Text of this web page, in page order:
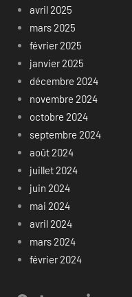
avril 2025
mars 2025
février 2025
janvier 2025
décembre 2024
novembre 2024
octobre 2024
septembre 2024
août 2024
juillet 2024
juin 2024
mai 2024
avril 2024
mars 2024
février 2024